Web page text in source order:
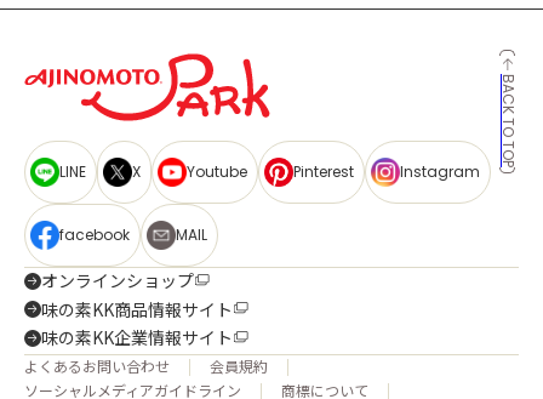
BACK TO TOP
LINE X Youtube Pinterest Instagram
facebook MAIL
オンラインショップ
味の素KK商品情報サイト
味の素KK企業情報サイト
よくあるお問い合わせ
会員規約
ソーシャルメディアガイドライン
商標について